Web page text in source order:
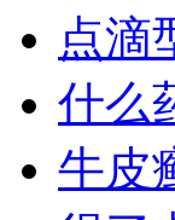
点滴
什么
牛皮